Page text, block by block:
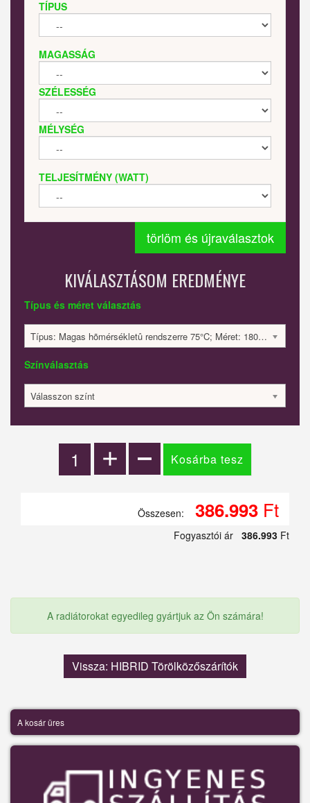
TÍPUS
MAGASSÁG
SZÉLESSÉG
MÉLYSÉG
TELJESÍTMÉNY (WATT)
törlöm és újraválasztok
KIVÁLASZTÁSOM EREDMÉNYE
Típus és méret választás
Típus: Magas hõmérsékletû rendszerre 75°C; Méret: 1800x280x60; 350 Watt; 386993 Ft
Színválasztás
Válasszon színt
Összesen: 386.993 Ft
Fogyasztói ár 386.993 Ft
A radiátorokat egyedileg gyártjuk az Ön számára!
Vissza: HIBRID Törölközőszárítók
A kosár üres